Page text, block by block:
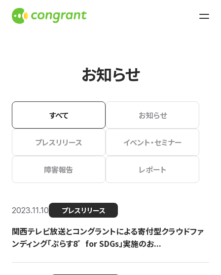
お知らせ
すべて お知らせ
プレスリリース イベント・セミナー
障害報告 レポート
2023.11.10 プレスリリース
関西テレビ放送とコングラントによる寄付型クラウドファ
ンディング「ぷらす8゛for SDGs」実施のお...